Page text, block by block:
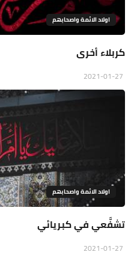
اولاد الائمة واصحابهم
كربلاء أخرى
اولاد الائمة واصحابهم
تشفَّعي في كبريائي